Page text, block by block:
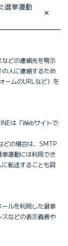
選挙運動
✕
どの連絡先を明示
人に連絡するため
ームのURLなど）を
は「Webサイトで
どの場合は、SMTP
運動には利用でき
転送することも同
ルを利用した選挙
などの表示義務や